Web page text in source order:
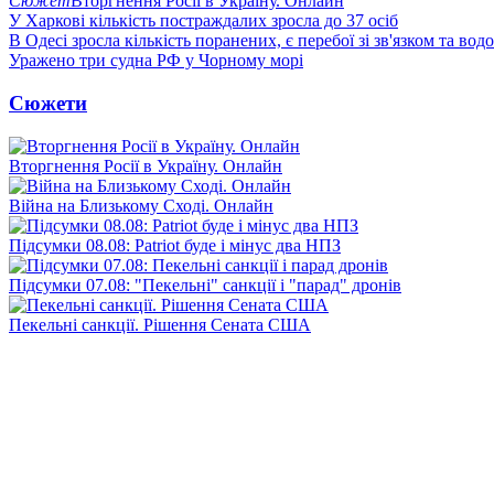
У Харкові кількість постраждалих зросла до 37 осіб
В Одесі зросла кількість поранених, є перебої зі зв'язком та
Уражено три судна РФ у Чорному морі
Сюжети
Вторгнення Росії в Україну. Онлайн
Війна на Близькому Сході. Онлайн
Підсумки 08.08: Patriot буде і мінус два НПЗ
Підсумки 07.08: "Пекельні" санкції і "парад" дронів
Пекельні санкції. Рішення Сената США